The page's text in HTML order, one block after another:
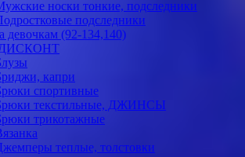
носки тонкие, подследники
подследники
девочкам (92-134,140)
капри
спортивные
текстильные, ДЖИНСЫ
трикотажные
теплые, толстовки